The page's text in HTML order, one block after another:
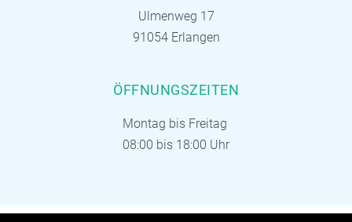
Ulmenweg 17
91054 Erlangen
ÖFFNUNGSZEITEN
Montag bis Freitag
08:00 bis 18:00 Uhr